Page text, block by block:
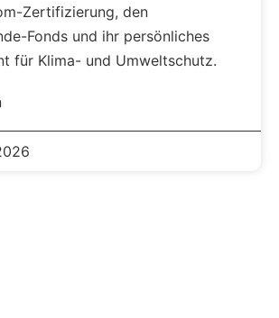
Zertifizierung, den
Fonds und ihr persönliches
für Klima- und Umweltschutz.